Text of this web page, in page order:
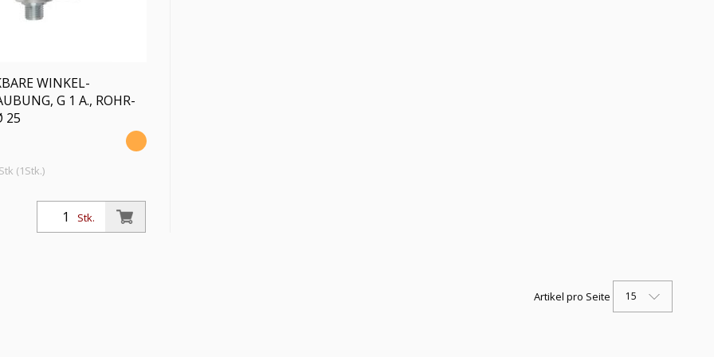
WINKEL-
G 1 A., ROHR-
25
(1Stk.)
Ø 25 mm, SW1 46, SW2 41,
max. 250 bar, Stahl verzinkt
Stk.
Artikel pro Seite 15